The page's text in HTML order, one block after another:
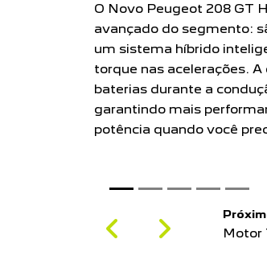
Incrivelmente potente!
com o Motor Turbo Flex